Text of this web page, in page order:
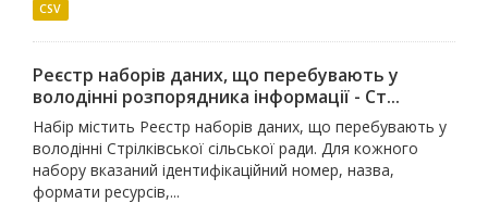
CSV
Реєстр наборів даних, що перебувають у
володінні розпорядника інформації - Ст...
Набір містить Реєстр наборів даних, що перебувають у
володінні Стрілківської сільської ради. Для кожного
набору вказаний ідентифікаційний номер, назва,
формати ресурсів,...